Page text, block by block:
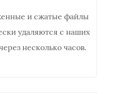
и сжатые файлы
удаляются с наших
несколько часов.